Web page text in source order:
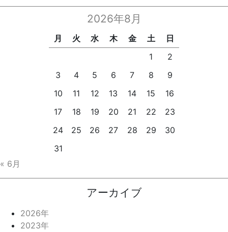
2026年8月
月 火 水 木 金 土
日
1
2
3
4 5 6 7 8
9
10
11 12 13 14 15
16
17
18 19 20 21 22
23
24
25 26 27 28 29
30
31
« 6月
アーカイブ
2026年
2023年